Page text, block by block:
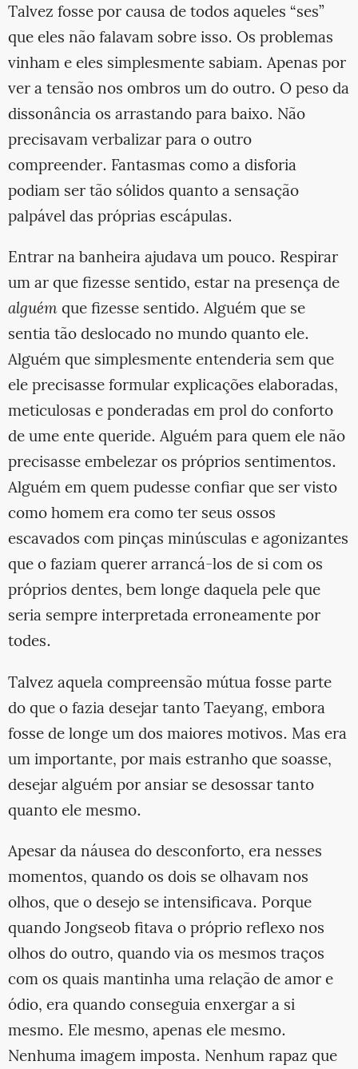
Talvez fosse por causa de todos aqueles “ses”
que eles não falavam sobre isso. Os problemas
vinham e eles simplesmente sabiam. Apenas por
ver a tensão nos ombros um do outro. O peso da
dissonância os arrastando para baixo. Não
precisavam verbalizar para o outro
compreender. Fantasmas como a disforia
podiam ser tão sólidos quanto a sensação
palpável das próprias escápulas.
Entrar na banheira ajudava um pouco. Respirar
um ar que fizesse sentido, estar na presença de
alguémque fizesse sentido. Alguém que se
sentia tão deslocado no mundo quanto ele.
Alguém que simplesmente entenderia sem que
ele precisasse formular explicações elaboradas,
meticulosas e ponderadas em prol do conforto
de ume ente queride. Alguém para quem ele não
precisasse embelezar os próprios sentimentos.
Alguém em quem pudesse confiar que ser visto
como homem era como ter seus ossos
escavados com pinças minúsculas e agonizantes
que o faziam querer arrancá-los de si com os
próprios dentes, bem longe daquela pele que
seria sempre interpretada erroneamente por
todes.
Talvez aquela compreensão mútua fosse parte
do que o fazia desejar tanto Taeyang, embora
fosse de longe um dos maiores motivos. Mas era
um importante, por mais estranho que soasse,
desejar alguém por ansiar se desossar tanto
quanto ele mesmo.
Apesar da náusea do desconforto, era nesses
momentos, quando os dois se olhavam nos
olhos, que o desejo se intensificava. Porque
quando Jongseob fitava o próprio reflexo nos
olhos do outro, quando via os mesmos traços
com os quais mantinha uma relação de amor e
ódio, era quando conseguia enxergar a si
mesmo. Ele mesmo, apenas ele mesmo.
Nenhuma imagem imposta. Nenhum rapaz que